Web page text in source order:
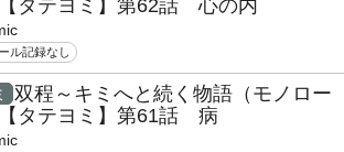
タテヨミ】第62話 心の内
ル記録なし
双程～キミへと続く物語（モノロー
タテヨミ】第61話 病